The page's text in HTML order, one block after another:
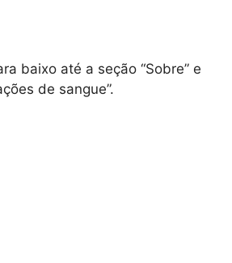
baixo até a seção “Sobre” e
de sangue”.